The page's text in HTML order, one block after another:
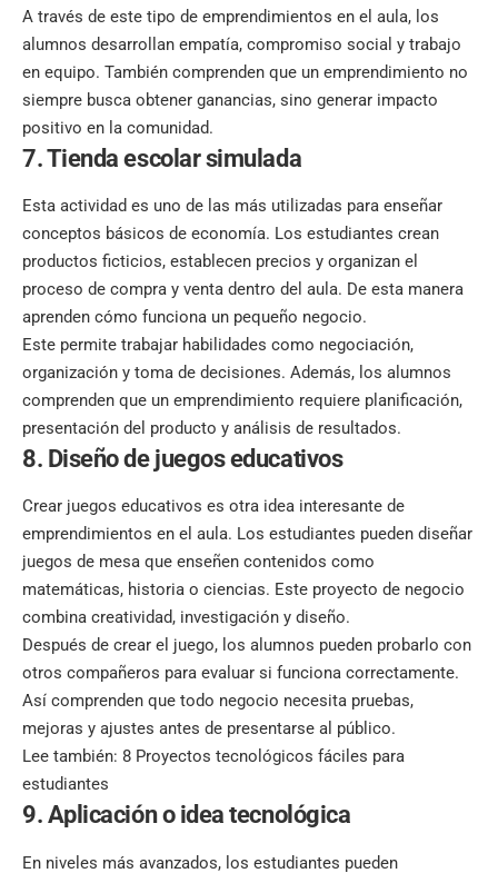
A través de este tipo de emprendimientos en el aula, los
alumnos desarrollan empatía, compromiso social y trabajo
en equipo. También comprenden que un emprendimiento no
siempre busca obtener ganancias, sino generar impacto
positivo en la comunidad.
7. Tienda escolar simulada
Esta actividad es uno de las más utilizadas para enseñar
conceptos básicos de economía. Los estudiantes crean
productos ficticios, establecen precios y organizan el
proceso de compra y venta dentro del aula. De esta manera
aprenden cómo funciona un pequeño negocio.
Este permite trabajar habilidades como negociación,
organización y toma de decisiones. Además, los alumnos
comprenden que un emprendimiento requiere planificación,
presentación del producto y análisis de resultados.
8. Diseño de juegos educativos
Crear juegos educativos es otra idea interesante de
emprendimientos en el aula. Los estudiantes pueden diseñar
juegos de mesa que enseñen contenidos como
matemáticas, historia o ciencias. Este proyecto de negocio
combina creatividad, investigación y diseño.
Después de crear el juego, los alumnos pueden probarlo con
otros compañeros para evaluar si funciona correctamente.
Así comprenden que todo negocio necesita pruebas,
mejoras y ajustes antes de presentarse al público.
Lee también: 8 Proyectos tecnológicos fáciles para
estudiantes
9. Aplicación o idea tecnológica
En niveles más avanzados, los estudiantes pueden